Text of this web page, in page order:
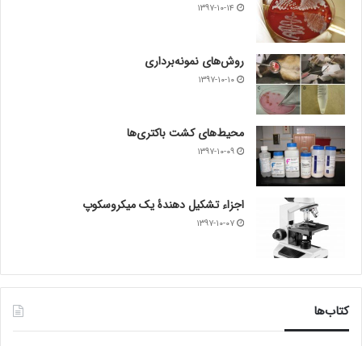
۱۳۹۷-۱۰-۱۴
روش‌های نمونه‌برداری
۱۳۹۷-۱۰-۱۰
محیط‌های کشت باکتری‌ها
۱۳۹۷-۱۰-۰۹
اجزاء تشکیل دهندۀ یک میکروسکوپ
۱۳۹۷-۱۰-۰۷
کتاب‌ها